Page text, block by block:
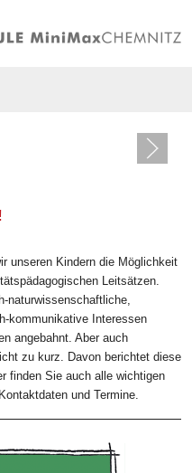
Menu Toggle
unseren Kindern die Möglichkeit
Leitsätzen.
naturwissenschaftliche,
kommunikative Interessen
angebahnt. Aber auch
zu kurz. Davon berichtet diese
finden Sie auch alle wichtigen
und Termine.